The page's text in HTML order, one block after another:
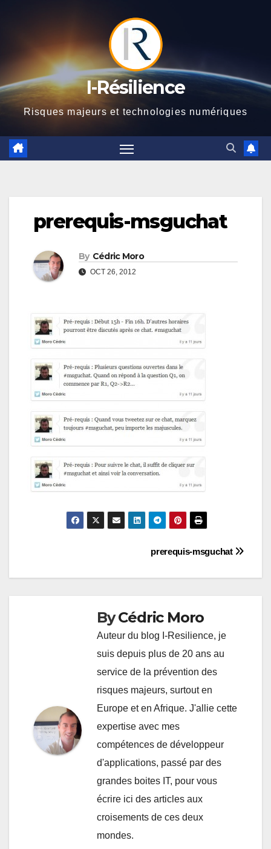
I-Résilience
Risques majeurs et technologies numériques
prerequis-msguchat
By Cédric Moro
OCT 26, 2012
de
prerequis-msguchat
ByCédric Moro
Auteur du blog I-Resilience, je
suis depuis plus de 20 ans au
service de la prévention des
risques majeurs, surtout en
Europe et en Afrique. J'allie cette
expertise avec mes
compétences de développeur
d'applications, passé par des
grandes boites IT, pour vous
écrire ici des articles aux
croisements de ces deux
mondes.